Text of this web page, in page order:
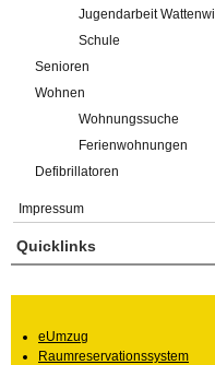
Jugendarbeit Wattenwil
Schule
Senioren
Wohnen
Wohnungssuche
Ferienwohnungen
Defibrillatoren
Impressum
Quicklinks
eUmzug
Raumreservationssystem